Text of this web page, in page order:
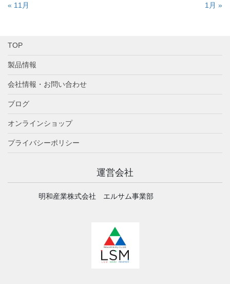
« 11月 1月 »
TOP
製品情報
会社情報・お問い合わせ
ブログ
オンラインショップ
プライバシーポリシー
運営会社
明和産業株式会社 エルサム事業部